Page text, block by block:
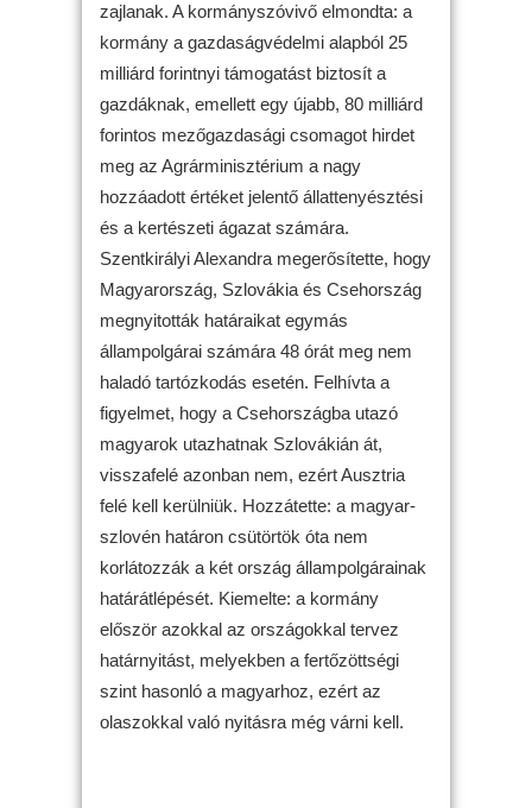
zajlanak. A kormányszóvivő elmondta: a
kormány a gazdaságvédelmi alapból 25
milliárd forintnyi támogatást biztosít a
gazdáknak, emellett egy újabb, 80 milliárd
forintos mezőgazdasági csomagot hirdet
meg az Agrárminisztérium a nagy
hozzáadott értéket jelentő állattenyésztési
és a kertészeti ágazat számára.
Szentkirályi Alexandra megerősítette, hogy
Magyarország, Szlovákia és Csehország
megnyitották határaikat egymás
állampolgárai számára 48 órát meg nem
haladó tartózkodás esetén. Felhívta a
figyelmet, hogy a Csehországba utazó
magyarok utazhatnak Szlovákián át,
visszafelé azonban nem, ezért Ausztria
felé kell kerülniük. Hozzátette: a magyar-
szlovén határon csütörtök óta nem
korlátozzák a két ország állampolgárainak
határátlépését. Kiemelte: a kormány
először azokkal az országokkal tervez
határnyitást, melyekben a fertőzöttségi
szint hasonló a magyarhoz, ezért az
olaszokkal való nyitásra még várni kell.